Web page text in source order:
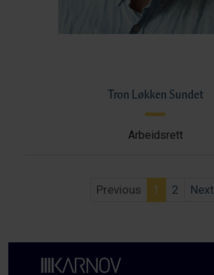
Tron Løkken Sundet
Arbeidsrett
Previous 1 2 Next